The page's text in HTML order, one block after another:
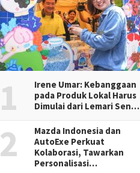
1
Irene Umar: Kebanggaan
pada Produk Lokal Harus
Dimulai dari Lemari Sen…
2
Mazda Indonesia dan
AutoExe Perkuat
Kolaborasi, Tawarkan
Personalisasi…